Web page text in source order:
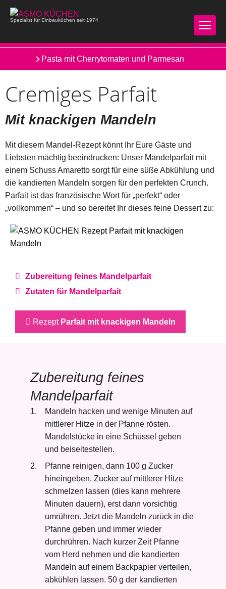
Spezialist für Einbauküchen seit 1974
Pasta mit Cherrytomaten und Parmesan
Cremiges Parfait
Mit knackigen Mandeln
Mit diesem Mandel-Rezept könnt Ihr Eure Gäste und
Liebsten mächtig beeindrucken: Unser Mandelparfait mit
einem Schuss Amaretto sorgt für eine süße Abkühlung und
die kandierten Mandeln sorgen für den perfekten Crunch.
Parfait ist das französische Wort für „perfekt“ oder
„vollkommen“ – und so bereitet Ihr dieses feine Dessert zu:
Zubereitung feines Mandelparfait
Zutaten für Mandelparfait
Rezept Parfait mit knackigen Mandeln
Zubereitung feines
Mandelparfait
Mandeln hacken und wenige Minuten auf
mittlerer Hitze in der Pfanne rösten.
Mandelstücke in eine Schüssel geben
und beiseitestellen.
Pfanne reinigen, dann 100 g Zucker
hineingeben. Zucker auf mittlerer Hitze
schmelzen lassen (dies kann mehrere
Minuten dauern), erst dann vorsichtig
umrühren. Jetzt die Mandeln zurück in die
Pfanne geben und immer wieder
durchrühren. Nach kurzer Zeit Pfanne
vom Herd nehmen und die kandierten
Mandeln auf einem Backpapier verteilen,
abkühlen lassen. 50 g der kandierten